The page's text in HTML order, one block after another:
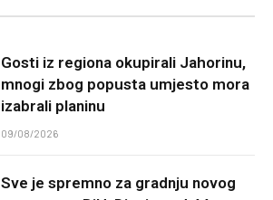
Gosti iz regiona okupirali Jahorinu,
mnogi zbog popusta umjesto mora
izabrali planinu
09/08/2026
Sve je spremno za gradnju novog